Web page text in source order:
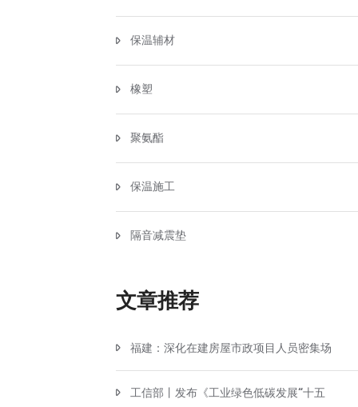
保温辅材
橡塑
聚氨酯
保温施工
隔音减震垫
文章推荐
福建：深化在建房屋市政项目人员密集场
工信部丨发布《工业绿色低碳发展“十五